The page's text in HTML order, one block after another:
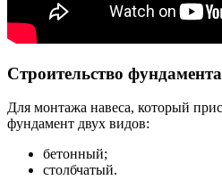
Строительство фундамента
Для монтажа навеса, который
фундамент двух видов:
бетонный;
столбчатый.